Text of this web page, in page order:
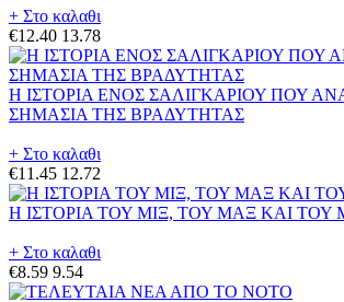
+ Στο καλαθι
€12.40 13.78
Η ΙΣΤΟΡΙΑ ΕΝΟΣ ΣΑΛΙΓΚΑΡΙΟΥ ΠΟΥ
ΣΗΜΑΣΙΑ ΤΗΣ ΒΡΑΔΥΤΗΤΑΣ
+ Στο καλαθι
€11.45 12.72
Η ΙΣΤΟΡΙΑ ΤΟΥ ΜΙΞ, ΤΟΥ ΜΑΞ ΚΑΙ ΤΟΥ
+ Στο καλαθι
€8.59 9.54